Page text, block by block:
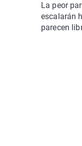
La peor
escalarán
parecen